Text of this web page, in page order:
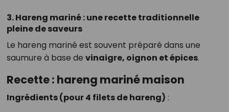
3. Hareng mariné : une recette traditionnelle
pleine de saveurs
Le hareng mariné est souvent préparé dans une
saumure à base de vinaigre, oignon et épices.
Recette : hareng mariné maison
Ingrédients (pour 4 filets de hareng) :